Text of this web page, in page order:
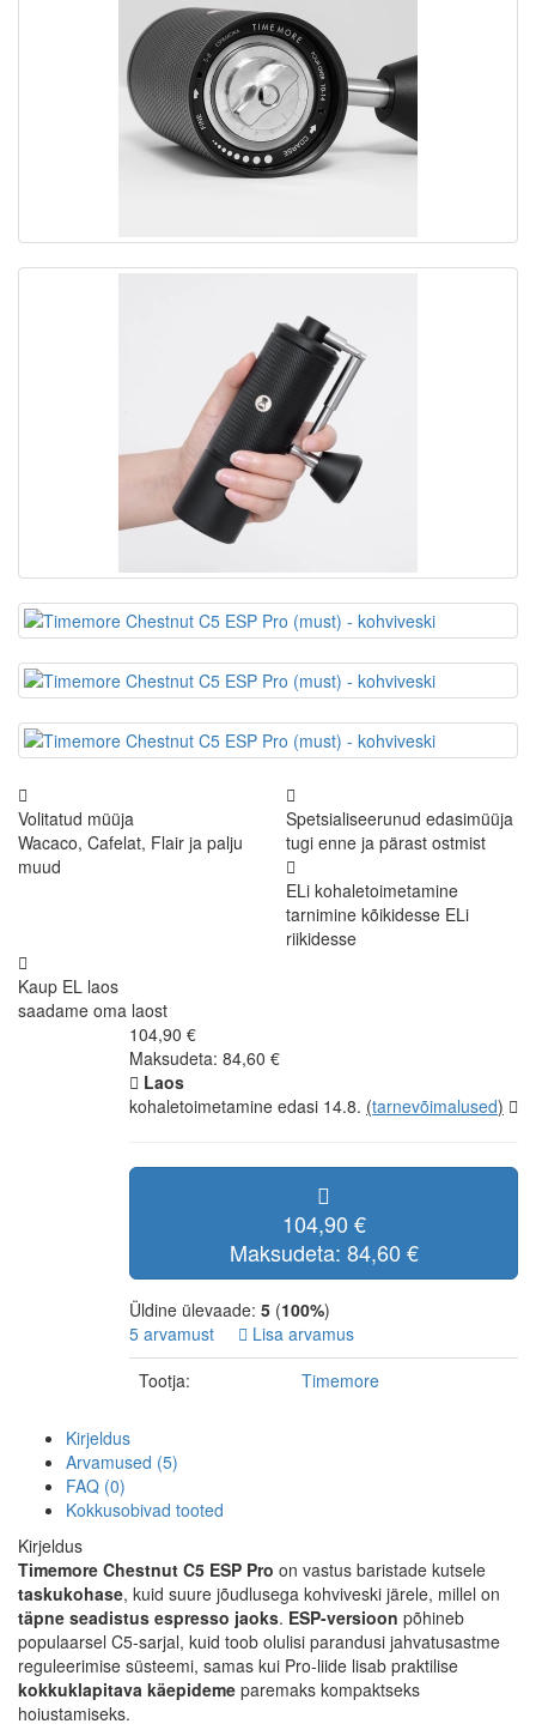
Volitatud müüja
Wacaco, Cafelat, Flair ja palju
muud
Spetsialiseerunud edasimüüja
tugi enne ja pärast ostmist
ELi kohaletoimetamine
tarnimine kõikidesse ELi
riikidesse
Kaup EL laos
saadame oma laost
104,90 €
Maksudeta: 84,60 €
Laos
kohaletoimetamine edasi 14.8. (tarnevõimalused)
104,90 €
Maksudeta: 84,60 €
Üldine ülevaade: 5 (100%)
5 arvamust
Lisa arvamus
Tootja:
Timemore
Kirjeldus
Arvamused (5)
FAQ (0)
Kokkusobivad tooted
Kirjeldus
Timemore Chestnut C5 ESP Pro on vastus baristade kutsele
taskukohase, kuid suure jõudlusega kohviveski järele, millel on
täpne seadistus espresso jaoks. ESP-versioon põhineb
populaarsel C5-sarjal, kuid toob olulisi parandusi jahvatusastme
reguleerimise süsteemi, samas kui Pro-liide lisab praktilise
kokkuklapitava käepideme paremaks kompaktseks
hoiustamiseks.